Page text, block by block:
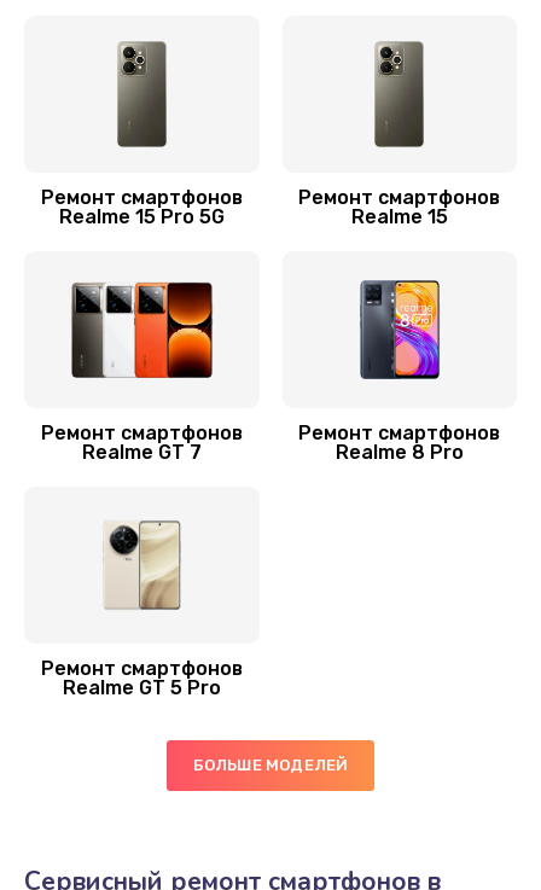
Комплексная чистка
Замена Wi-Fi смартфона Realme
Заказать
Ремонт смартфонов
Realme 15 Pro 5G
Ремонт смартфонов
Realme 15
Ремонт смартфонов
Realme GT 7
Ремонт смартфонов
Realme 8 Pro
Ремонт смартфонов
Realme GT 5 Pro
БОЛЬШЕ МОДЕЛЕЙ
Сервисный ремонт смартфонов в